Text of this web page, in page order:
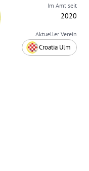
Im Amt seit
2020
Aktueller Verein
Croatia Ulm